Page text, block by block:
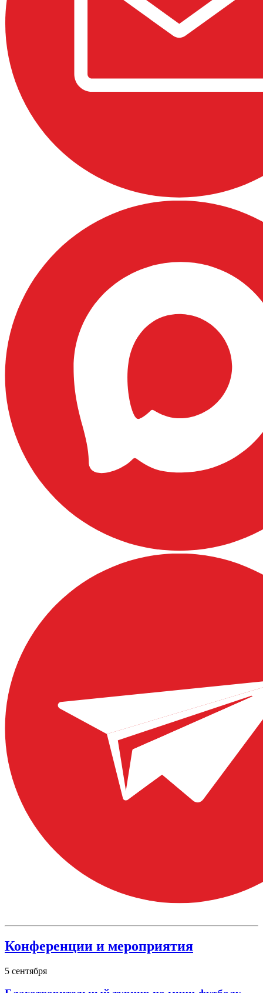
Конференции и мероприятия
5 сентября